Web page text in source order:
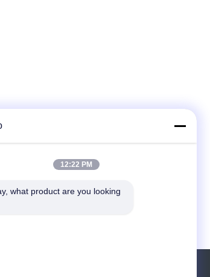
12:22 PM
what product are you looking